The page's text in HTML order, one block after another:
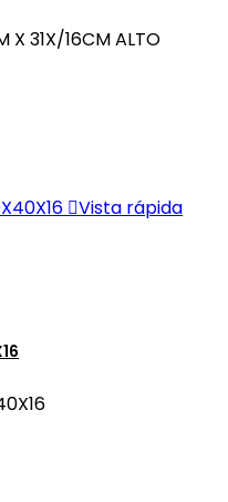
X 31X/16CM ALTO
Vista rápida